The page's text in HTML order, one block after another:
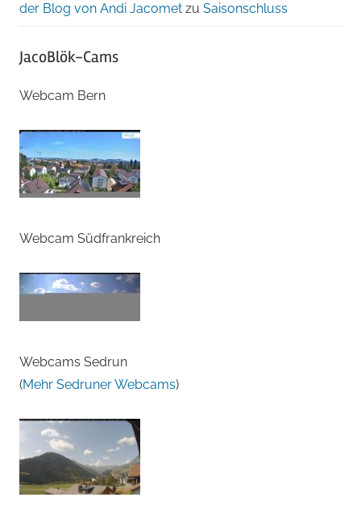
der Blog von Andi Jacomet zu Saisonschluss
JacoBlök-Cams
Webcam Bern
Webcam Südfrankreich
Webcams Sedrun
(Mehr Sedruner Webcams)